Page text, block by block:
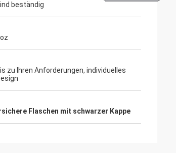
beständig
zu Ihren Anforderungen, individuelles
Flaschen mit schwarzer Kappe